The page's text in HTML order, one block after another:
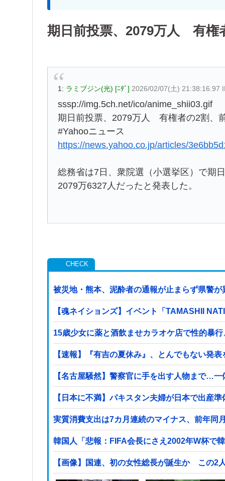
期日前投票、2079万人 有権
1: ラミブジン(光) [ﾆﾀﾞ] 2026/02/07(土) 21:38:16.97
sssp://img.5ch.net/ico/anime_shii03.gif
期日前投票、2079万人 有権者の2割、
#Yahooニュース
https://news.yahoo.co.jp/articles/
総務省は7日、衆院選（小選挙区）で期
2079万6327人だったと発表した。
被災地・熊本、泥酔者の通報が止まらず県警が
【魂ネイションズ】イベント「TAMASHII
15歳少女に薬と酒飲ませカラオケ店で性的
【速報】『有吉の夏休み』、とんでもない発
【名古屋騒然】警察官に手を出す人物まで…
【日本に不満】パキスタン夫婦が日本で出産
実質消費支出は7カ月連続のマイナス、前年同
韓国人「悲報：FIFA会長にさえ2002年W杯で
【画像】国連、初の女性総長が誕生か この2